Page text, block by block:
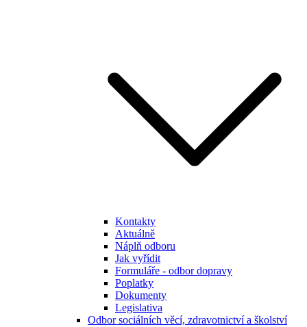
Kontakty
Aktuálně
Náplň odboru
Jak vyřídit
Formuláře - odbor dopravy
Poplatky
Dokumenty
Legislativa
Odbor sociálních věcí, zdravotnictví a školství